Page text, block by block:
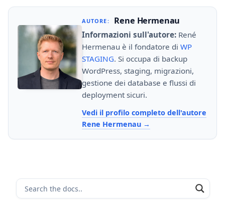
AUTORE: Rene Hermenau
Informazioni sull'autore: René
Hermenau è il fondatore di WP
STAGING. Si occupa di backup
WordPress, staging, migrazioni,
gestione dei database e flussi di
deployment sicuri.
Vedi il profilo completo dell'autore
Rene Hermenau